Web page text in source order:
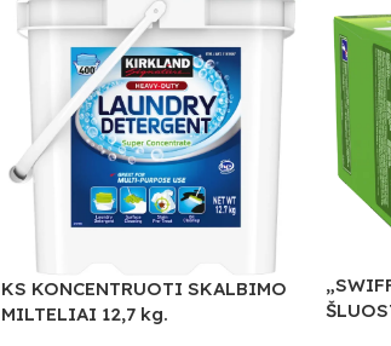
KS KONCENTRUOTI SKALBIMO
MILTELIAI 12,7 kg.